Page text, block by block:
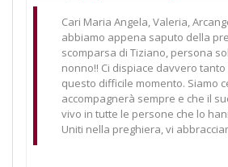
Cari Maria Angela, Valeria,
abbiamo appena saputo della
scomparsa di Tiziano, persona
nonno!! Ci dispiace davvero
questo difficile momento. Siamo
accompagnerà sempre e che il
vivo in tutte le persone che lo
Uniti nella preghiera, vi